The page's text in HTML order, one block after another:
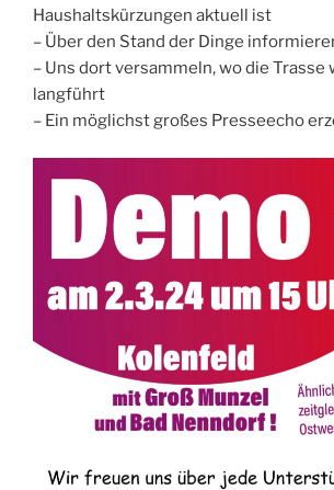
Haushaltskürzungen aktuell ist
– Über den Stand der Dinge
– Uns dort versammeln, wo die Trasse
langführt
– Ein möglichst großes Presseecho